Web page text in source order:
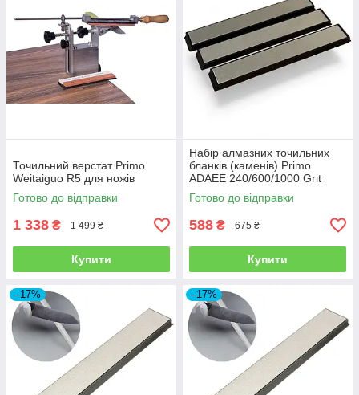
Точильний верстат Primo
Weitaiguo R5 для ножів
Готово до відправки
1 338 ₴ 1 499 ₴
Купити
Набір алмазних точильних
бланків (каменів) Primo
ADAEE 240/600/1000 Grit
Готово до відправки
588 ₴ 675 ₴
Купити
–17% –17%